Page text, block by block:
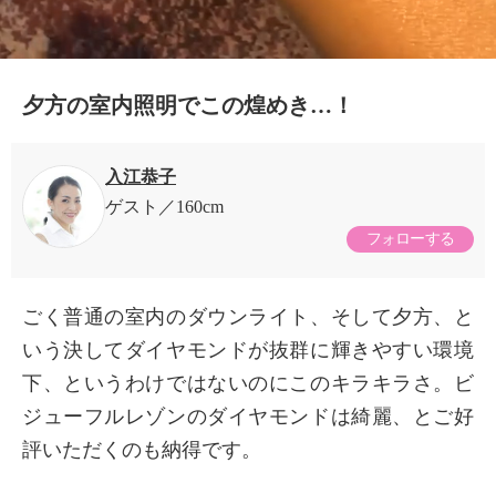
0:18/0:18
夕方の室内照明でこの煌めき…！
入江恭子
ゲスト
160cm
フォローする
ごく普通の室内のダウンライト、そして夕方、と
いう決してダイヤモンドが抜群に輝きやすい環境
下、というわけではないのにこのキラキラさ。ビ
ジューフルレゾンのダイヤモンドは綺麗、とご好
評いただくのも納得です。